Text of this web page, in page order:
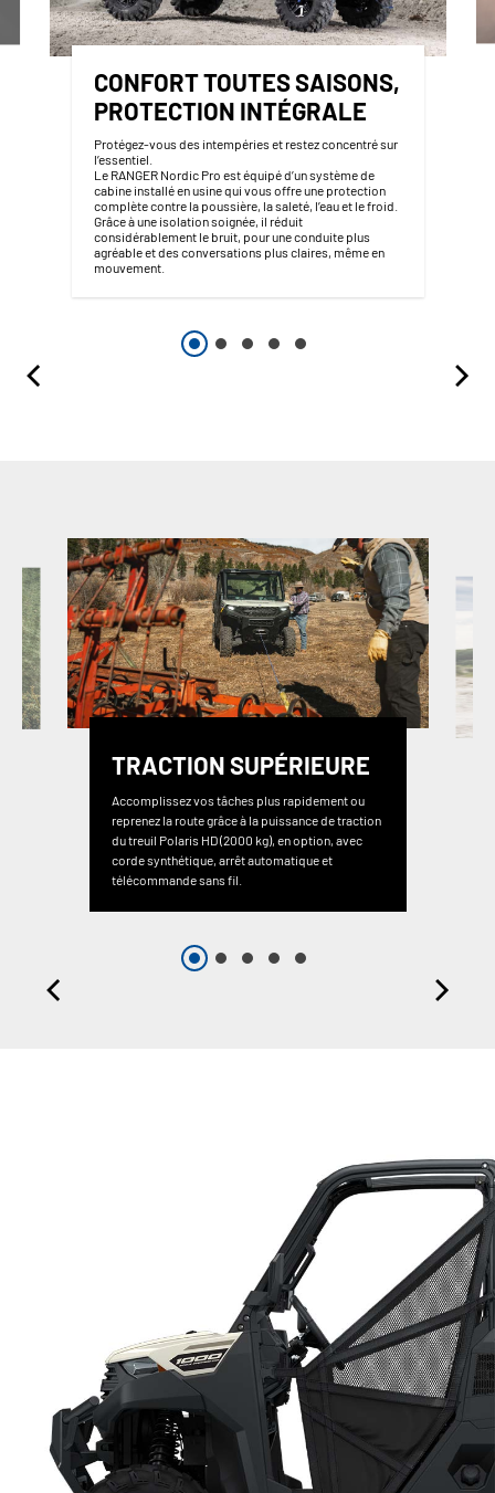
CONFORT TOUTES SAISONS,
PROTECTION INTÉGRALE
Protégez-vous des intempéries et restez concentré sur
l’essentiel.
Le RANGER Nordic Pro est équipé d’un système de
cabine installé en usine qui vous offre une protection
complète contre la poussière, la saleté, l’eau et le froid.
Grâce à une isolation soignée, il réduit
considérablement le bruit, pour une conduite plus
agréable et des conversations plus claires, même en
mouvement.
TRACTION SUPÉRIEURE
Accomplissez vos tâches plus rapidement ou
reprenez la route grâce à la puissance de traction
du treuil Polaris HD (2000 kg), en option, avec
corde synthétique, arrêt automatique et
télécommande sans fil.